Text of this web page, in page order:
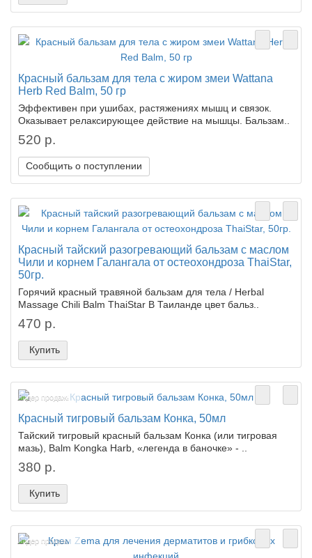
Красный бальзам для тела с жиром змеи Wattana
Herb Red Balm, 50 гр
Эффективен при ушибах, растяжениях мышц и связок.
Оказывает релаксирующее действие на мышцы. Бальзам..
520 р.
Сообщить о поступлении
Красный тайский разогревающий бальзам с маслом
Чили и корнем Галангала от остеохондроза ThaiStar,
50гр.
Горячий красный травяной бальзам для тела / Herbal
Massage Chili Balm ThaiStar В Таиланде цвет бальз..
470 р.
Купить
Лидер продаж!
Красный тигровый бальзам Конка, 50мл
Тайский тигровый красный бальзам Конка (или тигровая
мазь), Balm Kongka Harb, «легенда в баночке» - ..
380 р.
Купить
Лидер продаж!